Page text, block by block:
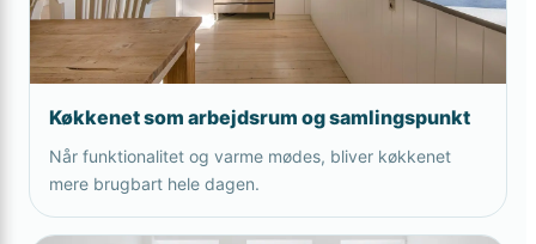
Køkkenet som arbejdsrum og samlingspunkt
Når funktionalitet og varme mødes, bliver køkkenet
mere brugbart hele dagen.